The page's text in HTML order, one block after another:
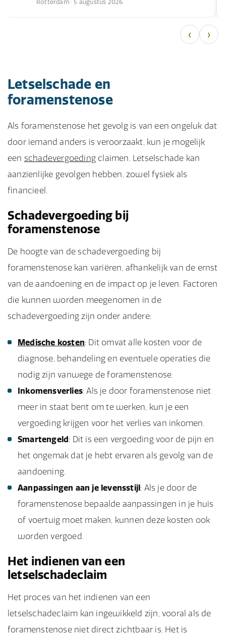
Rotterdam · 5 augustus 2026
‹ ›
Letselschade en
foramenstenose
Als foramenstenose het gevolg is van een ongeluk dat
door iemand anders is veroorzaakt, kun je mogelijk
een schadevergoeding claimen. Letselschade kan
aanzienlijke gevolgen hebben, zowel fysiek als
financieel.
Schadevergoeding bij
foramenstenose
De hoogte van de schadevergoeding bij
foramenstenose kan variëren, afhankelijk van de ernst
van de aandoening en de impact op je leven. Factoren
die kunnen worden meegenomen in de
schadevergoeding zijn onder andere:
Medische kosten: Dit omvat alle kosten voor de
diagnose, behandeling en eventuele operaties die
nodig zijn vanwege de foramenstenose.
Inkomensverlies: Als je door foramenstenose niet
meer in staat bent om te werken, kun je een
vergoeding krijgen voor het verlies van inkomen.
Smartengeld: Dit is een vergoeding voor de pijn en
het ongemak dat je hebt ervaren als gevolg van de
aandoening.
Aanpassingen aan je levensstijl: Als je door de
foramenstenose bepaalde aanpassingen in je huis
of voertuig moet maken, kunnen deze kosten ook
worden vergoed.
Het indienen van een
letselschadeclaim
Het proces van het indienen van een
letselschadeclaim kan ingewikkeld zijn, vooral als de
foramenstenose niet direct zichtbaar is. Het is